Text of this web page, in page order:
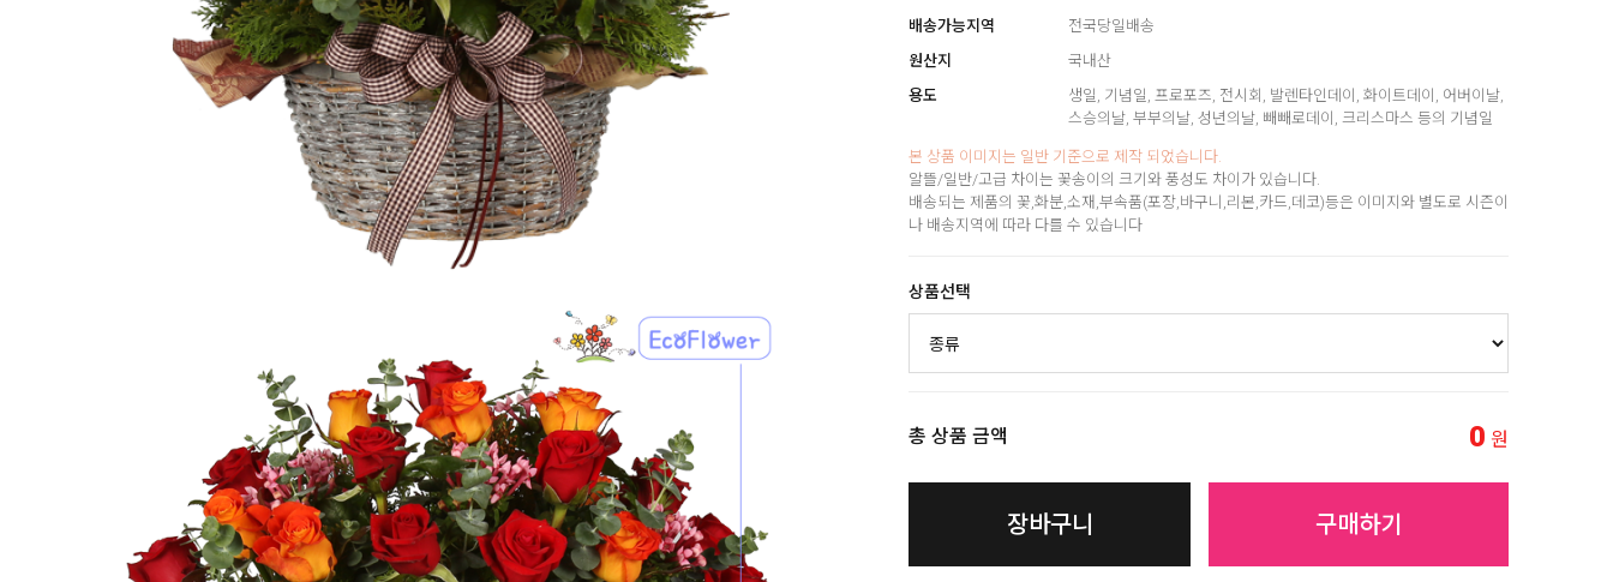
배송가능지역
전국당일배송
원산지
국내산
용도
생일, 기념일, 프로포즈, 전시회, 발렌타인데이, 화이트데이, 어버이날,
스승의날, 부부의날, 성년의날, 빼빼로데이, 크리스마스 등의 기념일
본 상품 이미지는 일반 기준으로 제작 되었습니다.
알뜰/일반/고급 차이는 꽃송이의 크기와 풍성도 차이가 있습니다.
배송되는 제품의 꽃,화분,소재,부속품(포장,바구니,리본,카드,데코)등은 이미지와 별도로 시즌이
나 배송지역에 따라 다를 수 있습니다
상품선택
총 상품 금액 0 원
장바구니 구매하기